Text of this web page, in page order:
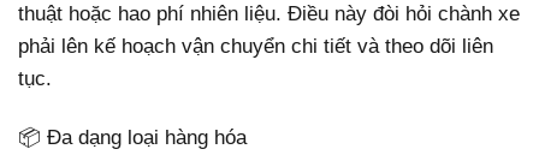
thuật hoặc hao phí nhiên liệu. Điều này đòi hỏi chành xe
phải lên kế hoạch vận chuyển chi tiết và theo dõi liên
tục.
📦 Đa dạng loại hàng hóa